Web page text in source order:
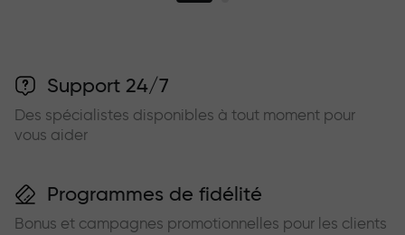
Support 24/7
Des spécialistes disponibles à tout moment pour
vous aider
Programmes de fidélité
Bonus et campagnes promotionnelles pour les clients